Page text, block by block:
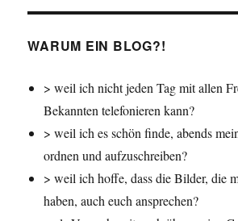
WARUM EIN BLOG?!
> weil ich nicht jeden Tag mit allen
Bekannten telefonieren kann?
> weil ich es schön finde, abends
ordnen und aufzuschreiben?
> weil ich hoffe, dass die Bilder, die
haben, auch euch ansprechen?